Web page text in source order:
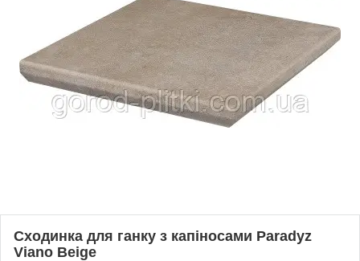
Сходинка для ганку з капіносами Paradyz
Viano Beige